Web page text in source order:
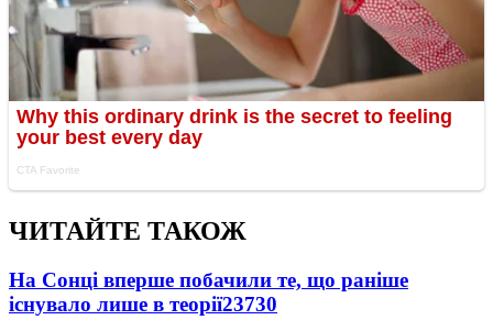
ЧИТАЙТЕ ТАКОЖ
На Сонці вперше побачили те, що раніше
існувало лише в теорії23730